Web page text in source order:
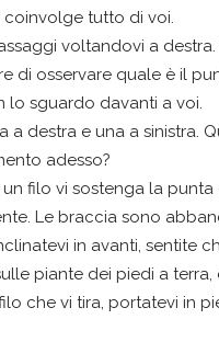
coinvolge tutto di voi.
voltandovi a
di osservare quale è il
lo sguardo davanti a voi.
a destra e una a sinistra.
adesso?
filo vi sostenga la
Le braccia sono
in avanti, sentite
piante dei piedi a terra,
che vi tira, portatevi in